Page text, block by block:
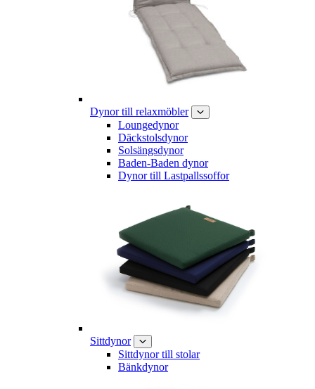
Dynor till relaxmöbler
Loungedynor
Däckstolsdynor
Solsängsdynor
Baden-Baden dynor
Dynor till Lastpallssoffor
Sittdynor
Sittdynor till stolar
Bänkdynor